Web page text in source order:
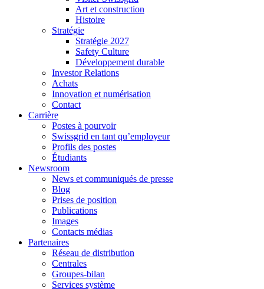
Art et construction
Histoire
Stratégie
Stratégie 2027
Safety Culture
Développement durable
Investor Relations
Achats
Innovation et numérisation
Contact
Carrière
Postes à pourvoir
Swissgrid en tant qu’employeur
Profils des postes
Étudiants
Newsroom
News et communiqués de presse
Blog
Prises de position
Publications
Images
Contacts médias
Partenaires
Réseau de distribution
Centrales
Groupes-bilan
Services système